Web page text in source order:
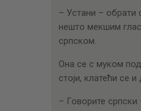
– Устани – обрати
нешто мекшим
српском.
Она се с муком
стоји, клатећи се
– Говорите